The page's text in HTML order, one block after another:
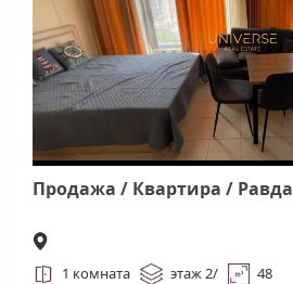
Продажа / Квартира / Равда
1 комната этаж 2/ 48